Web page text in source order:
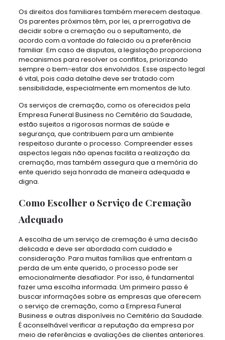
Os direitos dos familiares também merecem destaque.
Os parentes próximos têm, por lei, a prerrogativa de
decidir sobre a cremação ou o sepultamento, de
acordo com a vontade do falecido ou a preferência
familiar. Em caso de disputas, a legislação proporciona
mecanismos para resolver os conflitos, priorizando
sempre o bem-estar dos envolvidos. Esse aspecto legal
é vital, pois cada detalhe deve ser tratado com
sensibilidade, especialmente em momentos de luto.
Os serviços de cremação, como os oferecidos pela
Empresa Funeral Business no Cemitério da Saudade,
estão sujeitos a rigorosas normas de saúde e
segurança, que contribuem para um ambiente
respeitoso durante o processo. Compreender esses
aspectos legais não apenas facilita a realização da
cremação, mas também assegura que a memória do
ente querido seja honrada de maneira adequada e
digna.
Como Escolher o Serviço de Cremação
Adequado
A escolha de um serviço de cremação é uma decisão
delicada e deve ser abordada com cuidado e
consideração. Para muitas famílias que enfrentam a
perda de um ente querido, o processo pode ser
emocionalmente desafiador. Por isso, é fundamental
fazer uma escolha informada. Um primeiro passo é
buscar informações sobre as empresas que oferecem
o serviço de cremação, como a Empresa Funeral
Business e outras disponíveis no Cemitério da Saudade.
É aconselhável verificar a reputação da empresa por
meio de referências e avaliações de clientes anteriores.